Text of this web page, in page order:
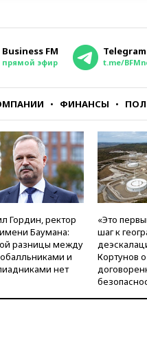
Business FM
прямой эфир
Telegram
t.me/
ФИНАНСЫ
Гордин, ректор
Баумана:
разницы между
и
нет
«Это
шаг к
Кортунов о